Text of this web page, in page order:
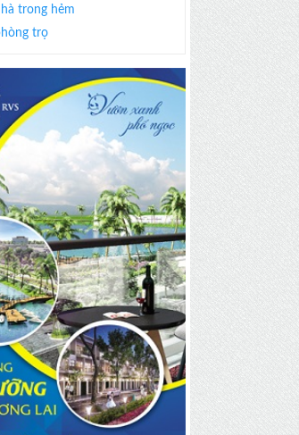
trong hẻm
trọ